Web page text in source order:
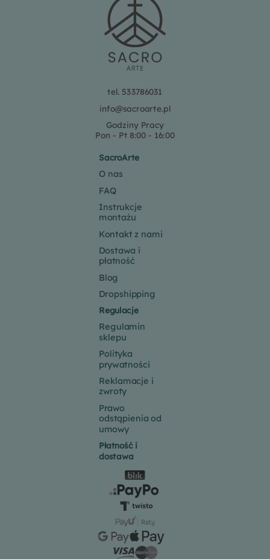
tel. 533786031
info@sacroarte.pl
Godziny Pracy
Pon - Pt 8:00 - 16:00
SacroArte
O nas
FAQ
Instrukcje
montażu
Kontakt z nami
Dostawa i
płatność
Blog
Dropshipping
Regulacje
Regulamin
sklepu
Polityka
prywatności
Reklamacje i
zwroty
Prawo
odstąpienia od
umowy
Płatność i
dostawa